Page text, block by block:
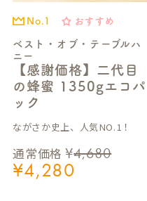
ベスト・オブ・テーブルハ
ニー
【感謝価格】二代目
の蜂蜜 1350gエコパ
ック
No.1 おすすめ
通常価格 ¥4,680
¥4,280
ながさか史上、人気NO.1！